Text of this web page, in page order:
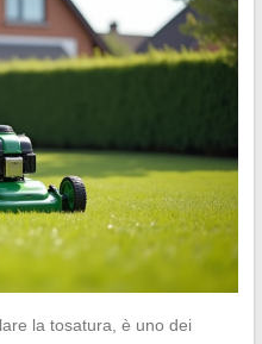
la tosatura, è uno dei